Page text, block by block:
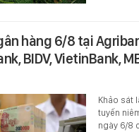
hàng 6/8 tại
BIDV, VietinBank,
Khảo sát
tuyến
ngày 6/8